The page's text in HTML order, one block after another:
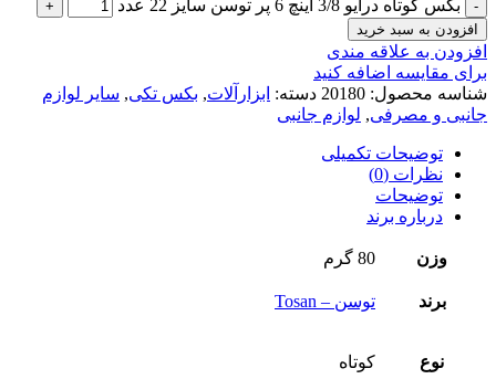
بکس کوتاه درایو 3/8 اینچ 6 پر توسن سایز 22 عدد
افزودن به سبد خرید
افزودن به علاقه مندی
برای مقایسه اضافه کنید
شناسه محصول: 20180 دسته: ابزارآلات, بکس تکی, سایر لوازم
جانبی و مصرفی, لوازم جانبی
توضیحات تکمیلی
نظرات (0)
توضیحات
درباره برند
وزن 80 گرم
برند توسن – Tosan
نوع کوتاه